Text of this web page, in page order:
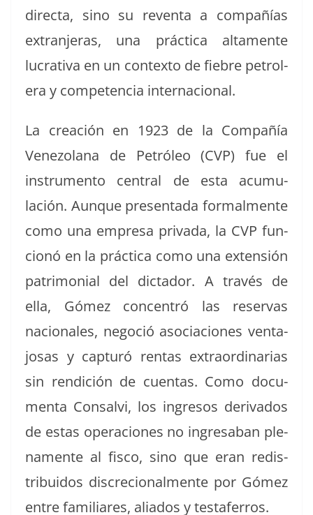
direc­ta, sino su reven­ta a com­pañías
extran­jeras, una prác­ti­ca alta­mente
lucra­ti­va en un con­tex­to de fiebre petrol­
era y com­pe­ten­cia internacional.
La creación en 1923 de la Com­pañía
Vene­zolana de Petróleo (CVP) fue el
instru­men­to cen­tral de esta acu­mu­
lación. Aunque pre­sen­ta­da for­mal­mente
como una empre­sa pri­va­da, la CVP fun­
cionó en la prác­ti­ca como una exten­sión
pat­ri­mo­ni­al del dic­ta­dor. A través de
ella, Gómez con­cen­tró las reser­vas
nacionales, nego­ció aso­cia­ciones ven­ta­
josas y cap­turó rentas extra­or­di­nar­ias
sin ren­di­ción de cuen­tas. Como doc­u­
men­ta Con­salvi, los ingre­sos deriva­dos
de estas opera­ciones no ingresa­ban ple­
na­mente al fis­co, sino que eran redis­
tribui­dos dis­cre­cional­mente por Gómez
entre famil­iares, ali­a­dos y testaferros.